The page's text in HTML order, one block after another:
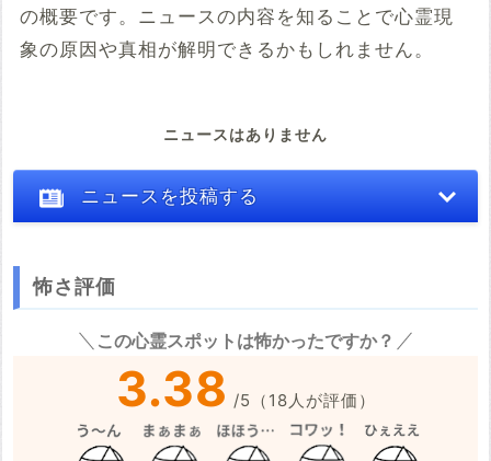
の概要です。ニュースの内容を知ることで心霊現
象の原因や真相が解明できるかもしれません。
ニュースはありません
ニュースを投稿する
※心霊体験談や怖い話はコメント欄での投稿をお願いします。
怖さ評価
この心霊スポットは怖かったですか？
3.38 /5 （ 18人が評価）